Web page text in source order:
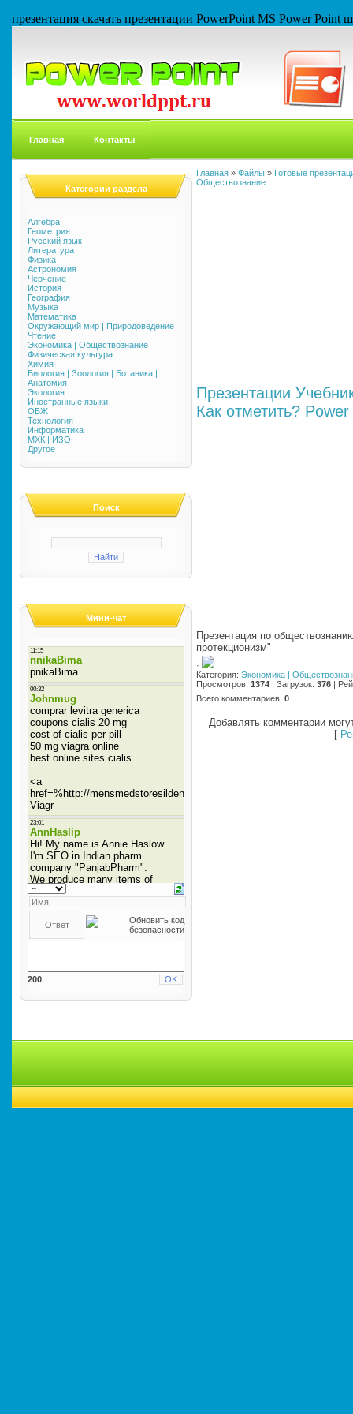
презентация скачать презентации PowerPoint MS Power
Главная Контакты
Категории раздела
Алгебра
Геометрия
Русский язык
Литература
Физика
Астрономия
Черчение
История
География
Музыка
Математика
Окружающий мир | Природоведение
Чтение
Экономика | Обществознание
Физическая культура
Химия
Биология | Зоология | Ботаника |
Анатомия
Экология
Иностранные языки
ОБЖ
Технология
Информатика
МХК | ИЗО
Другое
Поиск
Мини-чат
200
Главная » Файлы » Готовые
Обществознание
Презентации
Как отметить?
Презентация по
протекционизм"
·
Категория: Экономика |
Просмотров: 1374 | Загрузок: 376 |
Всего комментариев: 0
Добавлять комментарии
[